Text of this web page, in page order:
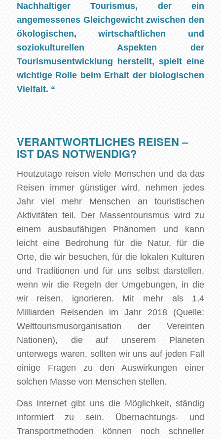
Nachhaltiger Tourismus, der ein
angemessenes Gleichgewicht zwischen den
ökologischen, wirtschaftlichen und
soziokulturellen Aspekten der
Tourismusentwicklung herstellt, spielt eine
wichtige Rolle beim Erhalt der biologischen
Vielfalt. “
VERANTWORTLICHES REISEN –
IST DAS NOTWENDIG?
Heutzutage reisen viele Menschen und da das
Reisen immer günstiger wird, nehmen jedes
Jahr viel mehr Menschen an touristischen
Aktivitäten teil. Der Massentourismus wird zu
einem ausbaufähigen Phänomen und kann
leicht eine Bedrohung für die Natur, für die
Orte, die wir besuchen, für die lokalen Kulturen
und Traditionen und für uns selbst darstellen,
wenn wir die Regeln der Umgebungen, in die
wir reisen, ignorieren. Mit mehr als 1,4
Milliarden Reisenden im Jahr 2018 (Quelle:
Welttourismusorganisation der Vereinten
Nationen), die auf unserem Planeten
unterwegs waren, sollten wir uns auf jeden Fall
einige Fragen zu den Auswirkungen einer
solchen Masse von Menschen stellen.
Das Internet gibt uns die Möglichkeit, ständig
informiert zu sein. Übernachtungs- und
Transportmethoden können noch schneller